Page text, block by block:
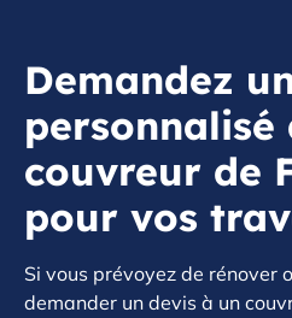
Demandez
personnalisé
couvreur de
pour vos
Si vous prévoyez de rénover
demander un devis à un